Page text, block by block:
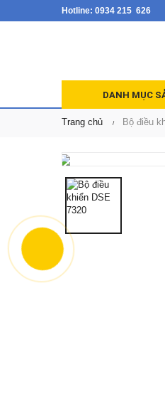
Hotline: 0934 215 626
DANH MỤC
Trang chủ Bộ điều